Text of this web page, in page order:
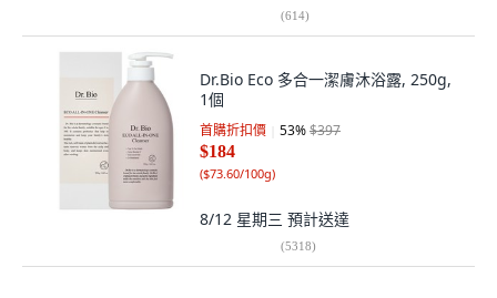
(614)
Dr.Bio Eco 多合一潔膚沐浴露, 250g,
1個
首購折扣價 53%$397
$184
($73.60/100g)
8/12 星期三 預計送達
(5318)